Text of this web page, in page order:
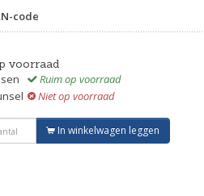
code
voorraad
Ruim op voorraad
Niet op voorraad
In winkelwagen leggen